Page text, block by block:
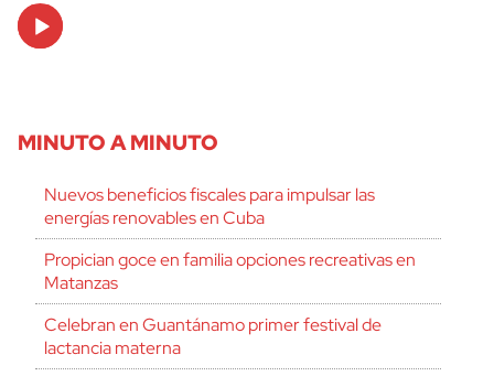
Audio
Player
MINUTO A MINUTO
Nuevos beneficios fiscales para impulsar las
energías renovables en Cuba
Propician goce en familia opciones recreativas en
Matanzas
Celebran en Guantánamo primer festival de
lactancia materna